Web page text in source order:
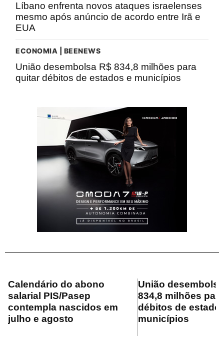
Líbano enfrenta novos ataques israelenses
mesmo após anúncio de acordo entre Irã e
EUA
ECONOMIA | BEENEWS
União desembolsa R$ 834,8 milhões para
quitar débitos de estados e municípios
Calendário do abono
salarial PIS/Pasep
contempla nascidos em
julho e agosto
União
834,8 milhões
débitos de
municípios